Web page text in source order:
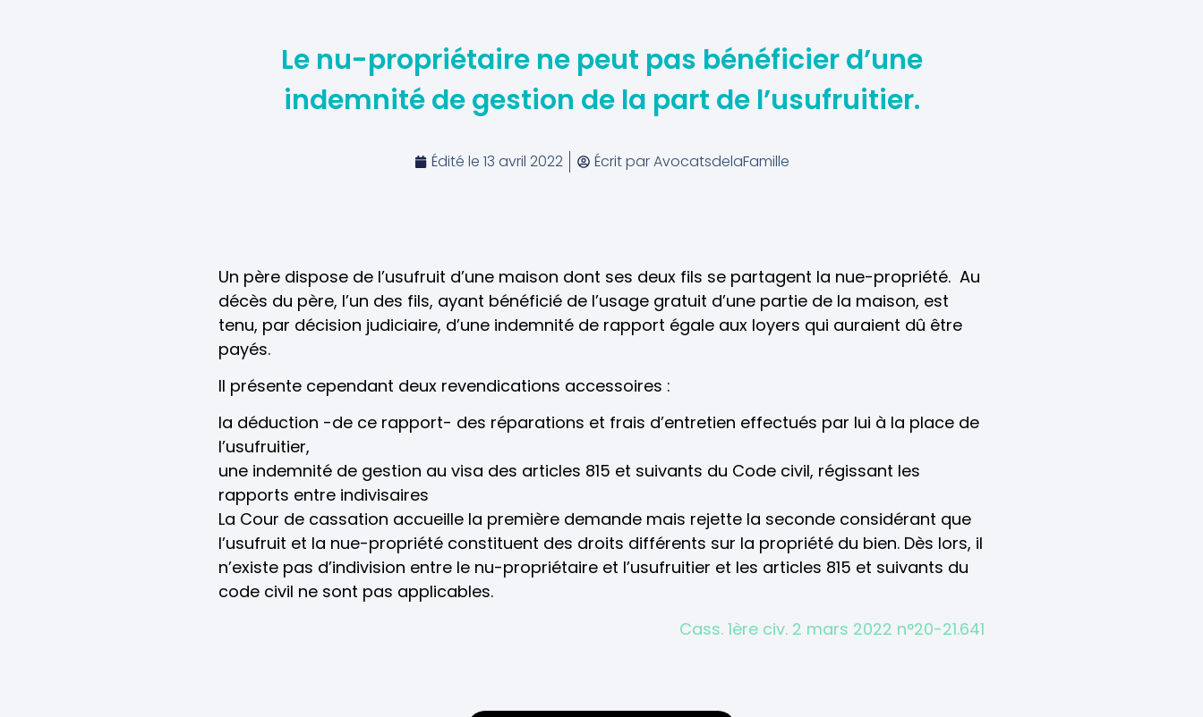
Le nu-propriétaire ne peut pas bénéficier d’une
indemnité de gestion de la part de l’usufruitier.
Édité le 13 avril 2022 Écrit parAvocatsdelaFamille
Un père dispose de l’usufruit d’une maison dont ses deux fils se partagent la nue-propriété. Au
décès du père, l’un des fils, ayant bénéficié de l’usage gratuit d’une partie de la maison, est
tenu, par décision judiciaire, d’une indemnité de rapport égale aux loyers qui auraient dû être
payés.
Il présente cependant deux revendications accessoires :
la déduction -de ce rapport- des réparations et frais d’entretien effectués par lui à la place de
l’usufruitier,
une indemnité de gestion au visa des articles 815 et suivants du Code civil, régissant les
rapports entre indivisaires
La Cour de cassation accueille la première demande mais rejette la seconde considérant que
l’usufruit et la nue-propriété constituent des droits différents sur la propriété du bien. Dès lors, il
n’existe pas d’indivision entre le nu-propriétaire et l’usufruitier et les articles 815 et suivants du
code civil ne sont pas applicables.
Cass. 1ère civ. 2 mars 2022 n°20-21.641